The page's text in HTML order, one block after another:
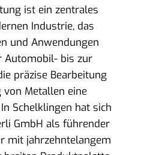
ist ein zentrales
Industrie, das
und Anwendungen
Automobil- bis zur
präzise Bearbeitung
von Metallen eine
Schelklingen hat sich
GmbH als führender
mit jahrzehntelangem